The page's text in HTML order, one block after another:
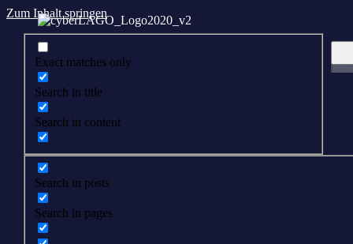
Zum Inhalt springen
Exact matches only
Search in title
Search in content
Search in posts
Search in pages